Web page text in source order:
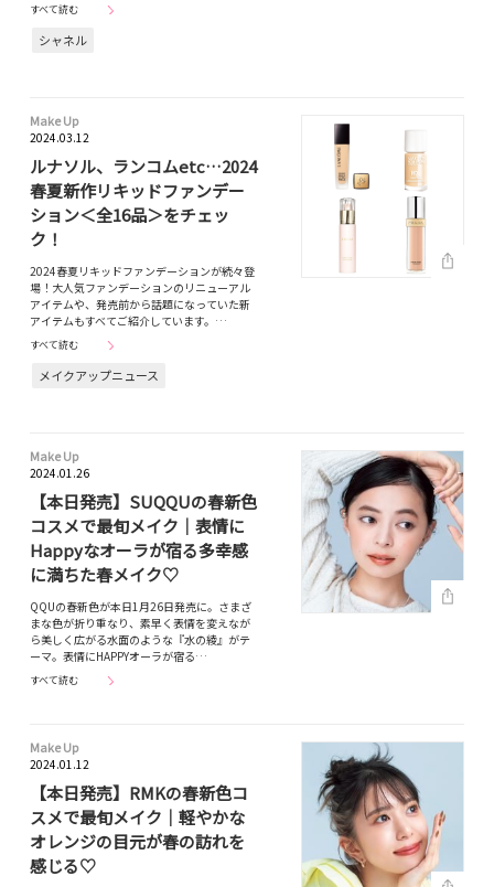
すべて読む
シャネル
Make Up
2024.03.12
ルナソル、ランコムetc…2024
春夏新作リキッドファンデー
ション＜全16品＞をチェッ
ク！
2024春夏リキッドファンデーションが続々登
場！大人気ファンデーションのリニューアル
アイテムや、発売前から話題になっていた新
アイテムもすべてご紹介しています。…
すべて読む
メイクアップニュース
Make Up
2024.01.26
【本日発売】SUQQUの春新色
コスメで最旬メイク｜表情に
Happyなオーラが宿る多幸感
に満ちた春メイク♡
QQUの春新色が本日1月26日発売に。さまざ
まな色が折り重なり、素早く表情を変えなが
ら美しく広がる水面のような『水の綾』がテ
ーマ。表情にHAPPYオーラが宿る…
すべて読む
Make Up
2024.01.12
【本日発売】RMKの春新色コ
スメで最旬メイク｜軽やかな
オレンジの目元が春の訪れを
感じる♡